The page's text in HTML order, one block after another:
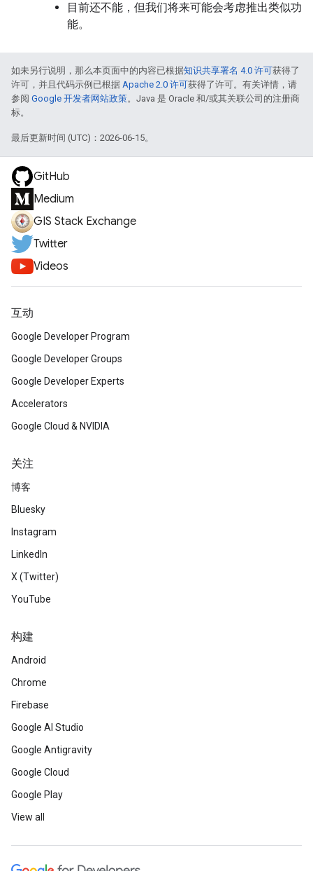
目前还不能，但我们将来可能会考虑推出类似功
能。
如未另行说明，那么本页面中的内容已根据知识共享署名 4.0 许可获得了
许可，并且代码示例已根据 Apache 2.0 许可获得了许可。有关详情，请
参阅 Google 开发者网站政策。Java 是 Oracle 和/或其关联公司的注册商
标。
最后更新时间 (UTC)：2026-06-15。
GitHub
Medium
GIS Stack Exchange
Twitter
Videos
互动
Google Developer Program
Google Developer Groups
Google Developer Experts
Accelerators
Google Cloud & NVIDIA
关注
博客
Bluesky
Instagram
LinkedIn
X (Twitter)
YouTube
构建
Android
Chrome
Firebase
Google AI Studio
Google Antigravity
Google Cloud
Google Play
View all